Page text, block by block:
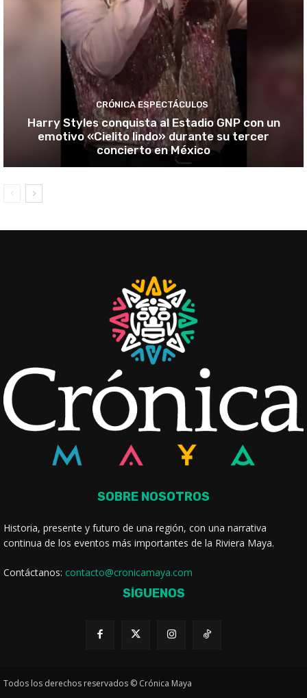
CRÓNICA ESPECTÁCULOS
Harry Styles conquista al Estadio GNP con un
emotivo «Cielito lindo» durante su tercer
concierto en México
SOBRE NOSOTROS
Historia, presente y futuro de una región, con una narrativa
continua de los eventos más importantes de la Riviera Maya.
Contáctanos: contacto@cronicamaya.com
SÍGUENOS
Todos los derechos reservados © Crónica Maya